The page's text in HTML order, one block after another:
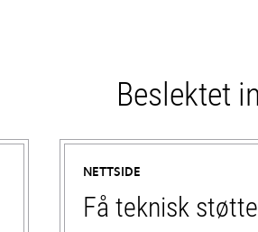
Beslektet
NETTSIDE
Få teknisk støtte